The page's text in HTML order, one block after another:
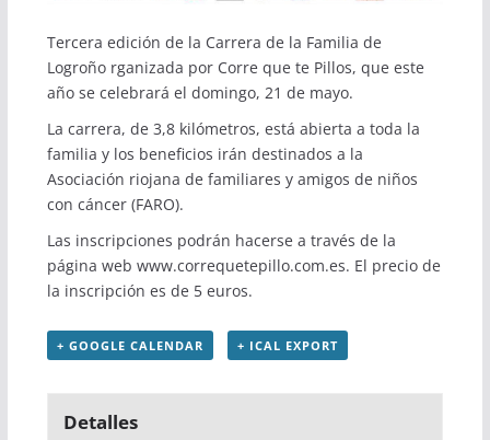
Tercera edición de la Carrera de la Familia de
Logroño rganizada por Corre que te Pillos, que este
año se celebrará el domingo, 21 de mayo.
La carrera, de 3,8 kilómetros, está abierta a toda la
familia y los beneficios irán destinados a la
Asociación riojana de familiares y amigos de niños
con cáncer (FARO).
Las inscripciones podrán hacerse a través de la
página web www.correquetepillo.com.es. El precio de
la inscripción es de 5 euros.
+ GOOGLE CALENDAR + ICAL EXPORT
Detalles